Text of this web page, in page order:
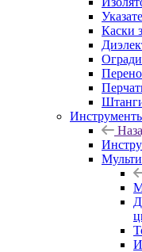
Каски